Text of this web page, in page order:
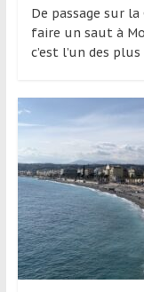
De passage sur
faire un saut à
c’est l’un des